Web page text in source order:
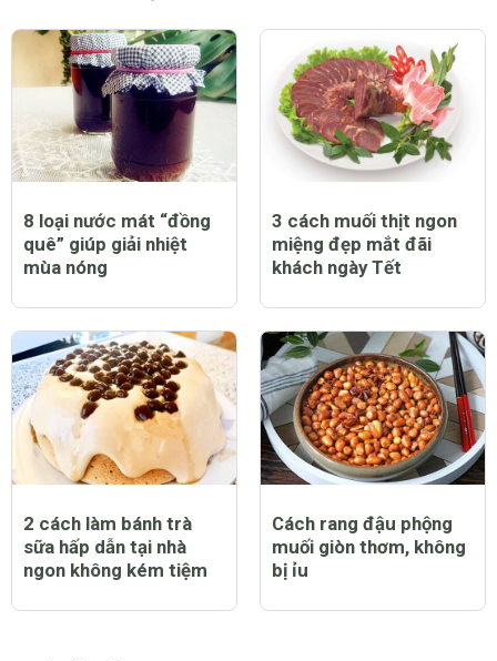
8 loại nước mát “đồng
quê” giúp giải nhiệt
mùa nóng
3 cách muối thịt ngon
miệng đẹp mắt đãi
khách ngày Tết
2 cách làm bánh trà
sữa hấp dẫn tại nhà
ngon không kém tiệm
Cách rang đậu phộng
muối giòn thơm, không
bị ỉu